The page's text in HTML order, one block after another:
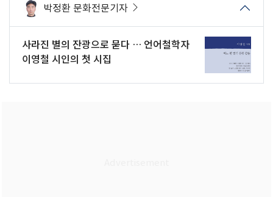
박정환 문화전문기자
사라진 별의 잔광으로 묻다 … 언어철학자
이영철 시인의 첫 시집